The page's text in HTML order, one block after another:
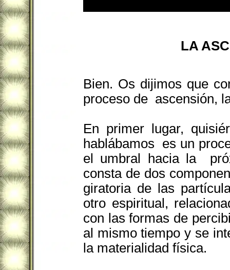
LA
Bien. Os dijimos que
proceso de ascensión,
En primer lugar,
hablábamos
es un
el umbral hacia la
consta de dos
giratoria de las
otro espiritual,
con las formas de
al mismo tiempo y se
la materialidad física.